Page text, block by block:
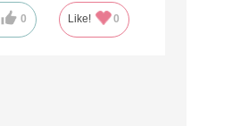
0 Like! 0